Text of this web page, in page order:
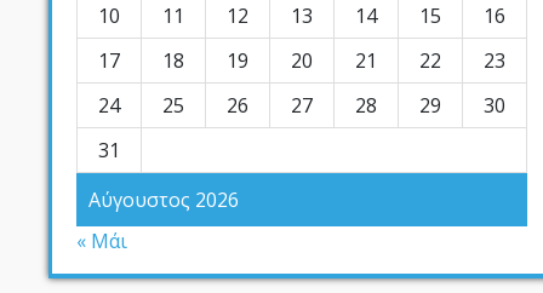
Αύγουστος 2026
10
11 12 13 14 15
16
17
18 19 20 21 22
23
24
25 26 27 28 29
30
31
« Μάι